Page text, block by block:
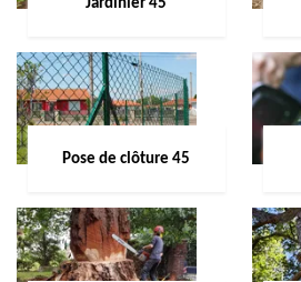
Jardinier 45
Pose de clôture 45